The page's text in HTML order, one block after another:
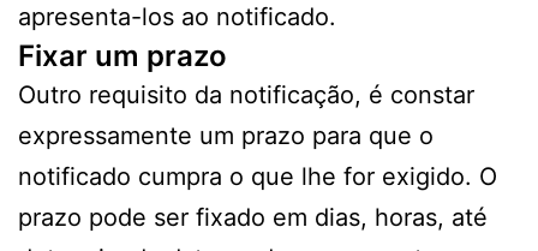
apresenta-los ao notificado.
Fixar um prazo
Outro requisito da notificação, é constar
expressamente um prazo para que o
notificado cumpra o que lhe for exigido. O
prazo pode ser fixado em dias, horas, até